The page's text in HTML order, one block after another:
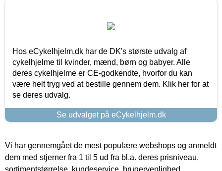
Hos eCykelhjelm.dk har de DK's største udvalg af
cykelhjelme til kvinder, mænd, børn og babyer. Alle
deres cykelhjelme er CE-godkendte, hvorfor du kan
være helt tryg ved at bestille gennem dem. Klik her for at
se deres udvalg.
Se udvalget på eCykelhjelm.dk
Vi har gennemgået de mest populære webshops og anmeldt
dem med stjerner fra 1 til 5 ud fra bl.a. deres prisniveau,
sortimentstørrelse, kundeservice, brugervenlighed,